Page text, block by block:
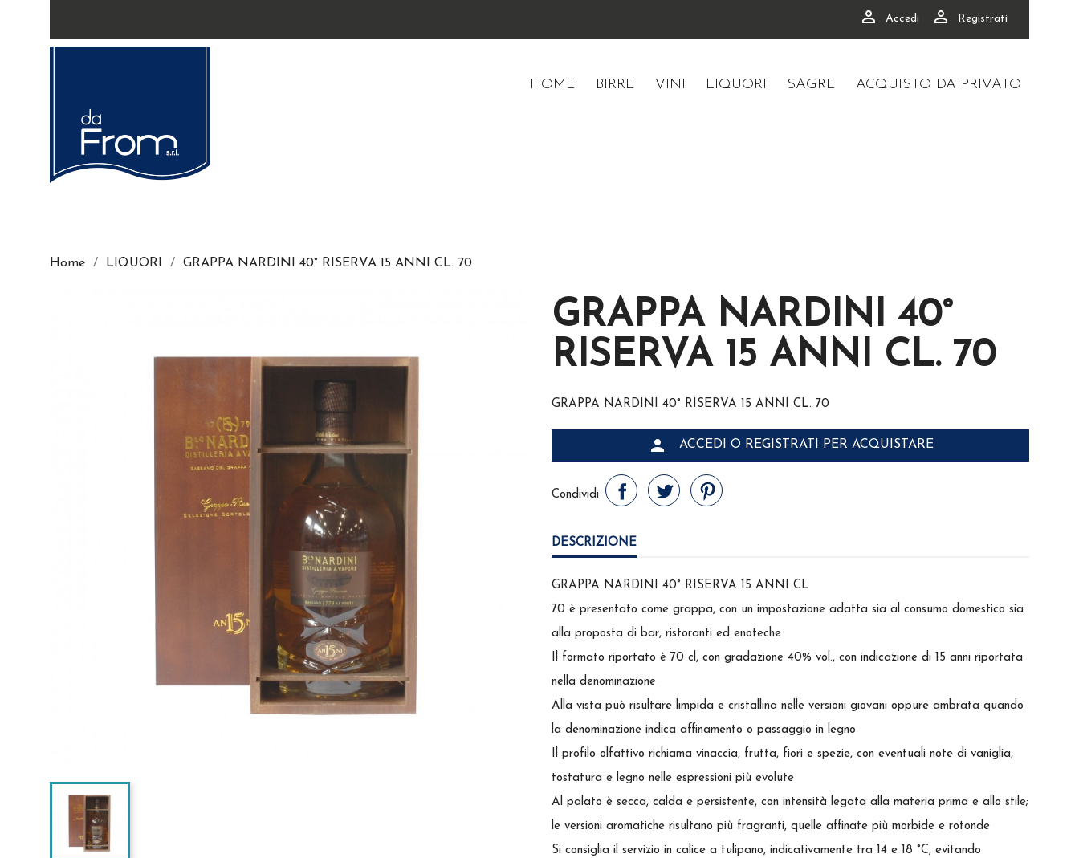
 Accedi  Registrati
HOME BIRRE VINI LIQUORI SAGRE ACQUISTO DA PRIVATO
Home LIQUORI GRAPPA NARDINI 40° RISERVA 15 ANNI CL. 70
GRAPPA NARDINI 40°
RISERVA 15 ANNI CL. 70
GRAPPA NARDINI 40° RISERVA 15 ANNI CL. 70
 ACCEDI O REGISTRATI PER ACQUISTARE
Condividi
DESCRIZIONE
GRAPPA NARDINI 40° RISERVA 15 ANNI CL
70 è presentato come grappa, con un impostazione adatta sia al consumo domestico sia
alla proposta di bar, ristoranti ed enoteche
Il formato riportato è 70 cl, con gradazione 40% vol., con indicazione di 15 anni riportata
nella denominazione
Alla vista può risultare limpida e cristallina nelle versioni giovani oppure ambrata quando
la denominazione indica affinamento o passaggio in legno
Il profilo olfattivo richiama vinaccia, frutta, fiori e spezie, con eventuali note di vaniglia,
tostatura e legno nelle espressioni più evolute
Al palato è secca, calda e persistente, con intensità legata alla materia prima e allo stile;
le versioni aromatiche risultano più fragranti, quelle affinate più morbide e rotonde
Si consiglia il servizio in calice a tulipano, indicativamente tra 14 e 18 °C, evitando